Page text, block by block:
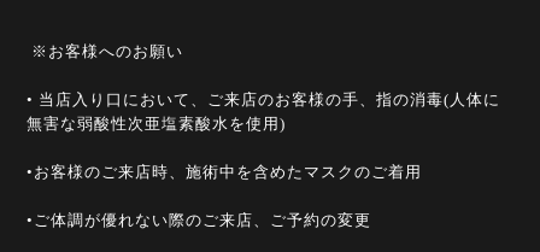
※お客様へのお願い
• 当店入り口において、ご来店のお客様の手、指の消毒(人体に
無害な弱酸性次亜塩素酸水を使用)
•お客様のご来店時、施術中を含めたマスクのご着用
•ご体調が優れない際のご来店、ご予約の変更